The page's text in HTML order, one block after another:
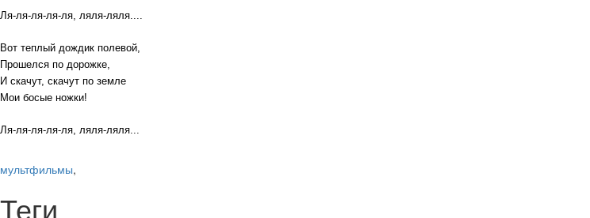
Ля-ля-ля-ля-ля, ляля-ляля....
Вот теплый дождик полевой,
Прошелся по дорожке,
И скачут, скачут по земле
Мои босые ножки!
Ля-ля-ля-ля-ля, ляля-ляля...
мультфильмы,
Теги